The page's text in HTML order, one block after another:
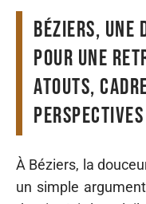
Béziers,
pour une
atouts,
À Béziers, la
un simple